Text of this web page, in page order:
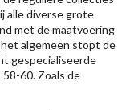
alle diverse grote
met de maatvoering
algemeen stopt de
gespecialiseerde
60. Zoals de